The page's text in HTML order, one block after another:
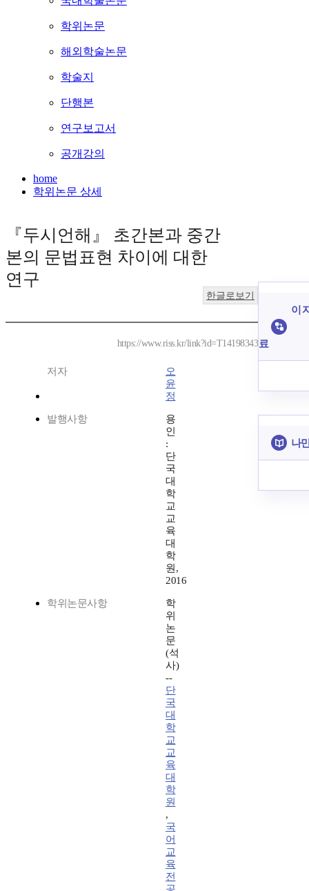
학위논문
해외학술논문
학술지
단행본
연구보고서
공개강의
home
학위논문 상세
『두시언해』 초간본과 중간
본의 문법표현 차이에 대한
연구
한글로보기
https://www.riss.kr/link?id=T14198343
저자
오
윤
정
발행사항
용
인
:
단
국
대
학
교
교
육
대
학
원,
2016
학위논문사항
학
위
논
문
(석
사)
--
단
국
대
학
교
교
육
대
학
원
,
국
어
교
육
전
이
료
나